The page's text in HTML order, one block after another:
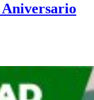
Aniversario